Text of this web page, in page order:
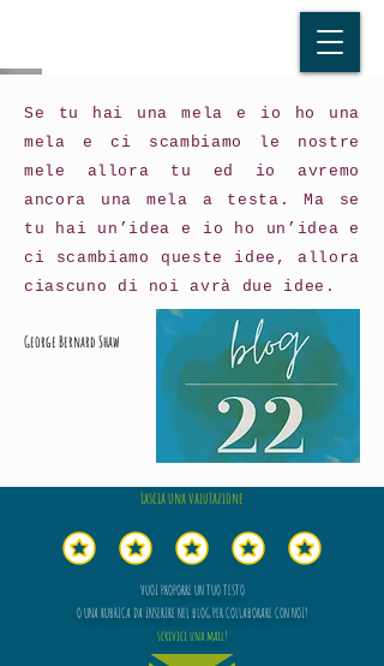
Se tu hai una mela e io ho una
mela e ci scambiamo le nostre
mele allora tu ed io avremo
ancora una mela a testa. Ma se
tu hai un’idea e io ho un’idea e
ci scambiamo queste idee, allora
ciascuno di noi avrà due idee.
George Bernard Shaw
Lascia una valutazione
VUOI PROPORRE UN TUO TESTO
O UNA RUBRICA DA INSERIRE NEL BLOG PER COLLABORARE CON NOI?
scrivici una mail!